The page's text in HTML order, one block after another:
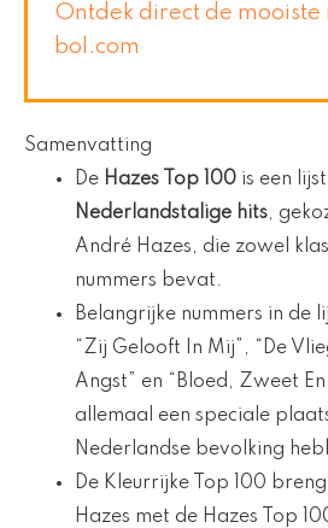
Ontdek direct de mooiste
bol.com
Samenvatting
De Hazes Top 100 is een
Nederlandstalige hits,
André Hazes, die zowel
nummers bevat.
Belangrijke nummers in de
“Zij Gelooft In Mij”, “De
Angst” en “Bloed, Zweet
allemaal een speciale
Nederlandse bevolking
De Kleurrijke Top 100
Hazes met de Hazes Top